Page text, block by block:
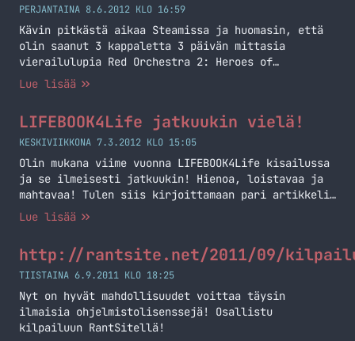
PERJANTAINA 8.6.2012 KLO 16:59
Kävin pitkästä aikaa Steamissa ja huomasin, että
olin saanut 3 kappaletta 3 päivän mittasia
vierailulupia Red Orchestra 2: Heroes of
Stalingrad -peliin. Red Orchestra 2: Heroes of
ensimmäisen persoonan ammuntapeli. Peli
julkaistiin syyskuussa 2011 Microsoft Windowsille.
Se on jatko-osa pelille Red Orchestra: Ostfront
41–45. Sinulla… Jatka lukemista Red Orchestra 2
vierailulupia tarjolla!
Lue lisää
LIFEBOOK4Life jatkuukin vielä!
KESKIVIIKKONA 7.3.2012 KLO 15:05
Olin mukana viime vuonna LIFEBOOK4Life kisailussa
ja se ilmeisesti jatkuukin! Hienoa, loistavaa ja
mahtavaa! Tulen siis kirjoittamaan pari artikkelia
vielä lisää ihan teidän iloksi ja kiusaksi! Katso
Lue lisää
http://rantsite.net/2011/09/
TIISTAINA 6.9.2011 KLO 18:25
Nyt on hyvät mahdollisuudet voittaa täysin
ilmaisia ohjelmistolisenssejä! Osallistu
kilpailuun RantSitellä!